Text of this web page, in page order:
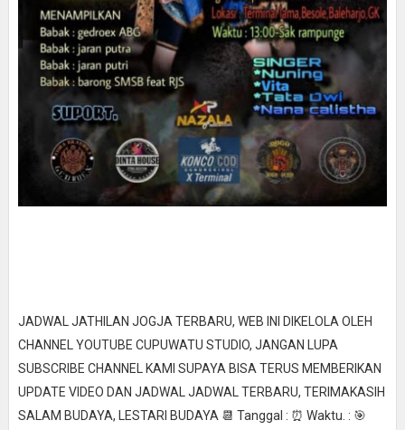
JADWAL JATHILAN JOGJA TERBARU, WEB INI DIKELOLA OLEH
CHANNEL YOUTUBE CUPUWATU STUDIO, JANGAN LUPA
SUBSCRIBE CHANNEL KAMI SUPAYA BISA TERUS MEMBERIKAN
UPDATE VIDEO DAN JADWAL JADWAL TERBARU, TERIMAKASIH
SALAM BUDAYA, LESTARI BUDAYA 📆 Tanggal : ⏰ Waktu. : 🎯